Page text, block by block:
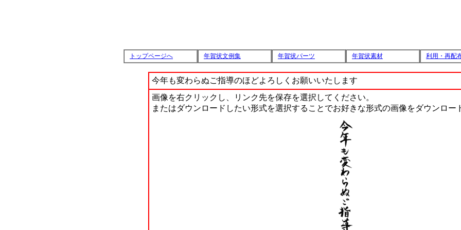
トップページへ 年賀状文例集 年賀状パーツ 年賀状素材 利用・再配
今年も変わらぬご指導のほどよろしくお願いいたします
画像を右クリックし、リンク先を保存を選択してください。
またはダウンロードしたい形式を選択することでお好きな形式の画像をダウンロー